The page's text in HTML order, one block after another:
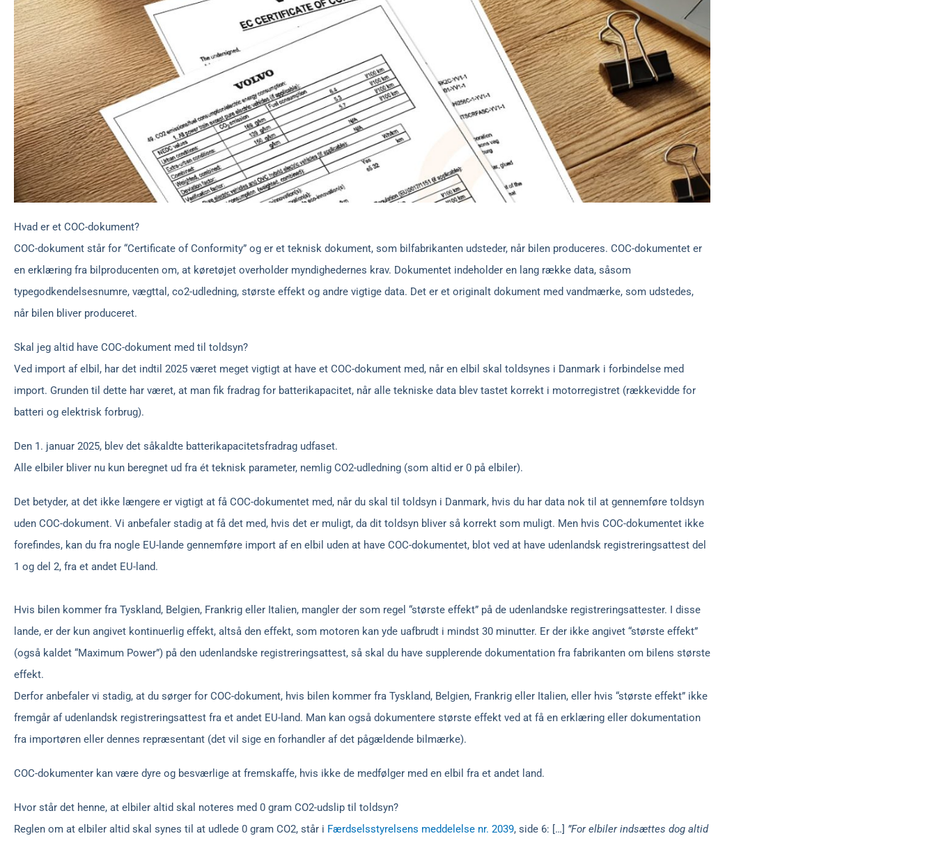
Hvad er et COC-dokument?
COC-dokument står for “Certificate of Conformity” og er et teknisk dokument, som bilfabrikanten udsteder, når bilen produceres. COC-dokumentet er
en erklæring fra bilproducenten om, at køretøjet overholder myndighedernes krav. Dokumentet indeholder en lang række data, såsom
typegodkendelsesnumre, vægttal, co2-udledning, største effekt og andre vigtige data. Det er et originalt dokument med vandmærke, som udstedes,
når bilen bliver produceret.
Skal jeg altid have COC-dokument med til toldsyn?
Ved import af elbil, har det indtil 2025 været meget vigtigt at have et COC-dokument med, når en elbil skal toldsynes i Danmark i forbindelse med
import. Grunden til dette har været, at man fik fradrag for batterikapacitet, når alle tekniske data blev tastet korrekt i motorregistret (rækkevidde for
batteri og elektrisk forbrug).
Den 1. januar 2025, blev det såkaldte batterikapacitetsfradrag udfaset.
Alle elbiler bliver nu kun beregnet ud fra ét teknisk parameter, nemlig CO2-udledning (som altid er 0 på elbiler).
Det betyder, at det ikke længere er vigtigt at få COC-dokumentet med, når du skal til toldsyn i Danmark, hvis du har data nok til at gennemføre toldsyn
uden COC-dokument. Vi anbefaler stadig at få det med, hvis det er muligt, da dit toldsyn bliver så korrekt som muligt. Men hvis COC-dokumentet ikke
forefindes, kan du fra nogle EU-lande gennemføre import af en elbil uden at have COC-dokumentet, blot ved at have udenlandsk registreringsattest del
1 og del 2, fra et andet EU-land.
Hvis bilen kommer fra Tyskland, Belgien, Frankrig eller Italien, mangler der som regel “største effekt” på de udenlandske registreringsattester. I disse
lande, er der kun angivet kontinuerlig effekt, altså den effekt, som motoren kan yde uafbrudt i mindst 30 minutter. Er der ikke angivet “største effekt”
(også kaldet “Maximum Power”) på den udenlandske registreringsattest, så skal du have supplerende dokumentation fra fabrikanten om bilens største
effekt.
Derfor anbefaler vi stadig, at du sørger for COC-dokument, hvis bilen kommer fra Tyskland, Belgien, Frankrig eller Italien, eller hvis “største effekt” ikke
fremgår af udenlandsk registreringsattest fra et andet EU-land. Man kan også dokumentere største effekt ved at få en erklæring eller dokumentation
fra importøren eller dennes repræsentant (det vil sige en forhandler af det pågældende bilmærke).
COC-dokumenter kan være dyre og besværlige at fremskaffe, hvis ikke de medfølger med en elbil fra et andet land.
Hvor står det henne, at elbiler altid skal noteres med 0 gram CO2-udslip til toldsyn?
Reglen om at elbiler altid skal synes til at udlede 0 gram CO2, står i Færdselsstyrelsens meddelelse nr. 2039, side 6: […] ”For elbiler indsættes dog altid